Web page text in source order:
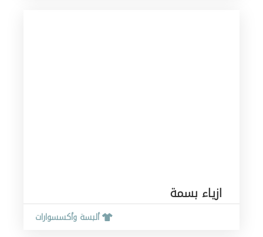
ازياء بسمة
ألبسة وأكسسوارات